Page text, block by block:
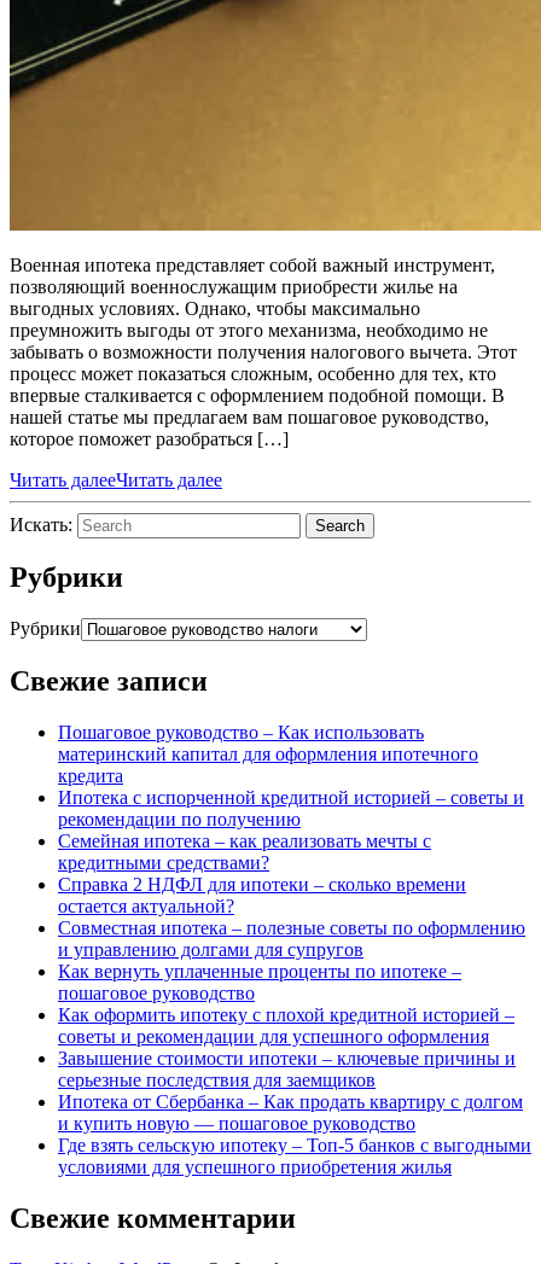
Военная ипотека представляет собой важный инструмент,
позволяющий военнослужащим приобрести жилье на
выгодных условиях. Однако, чтобы максимально
преумножить выгоды от этого механизма, необходимо не
забывать о возможности получения налогового вычета. Этот
процесс может показаться сложным, особенно для тех, кто
впервые сталкивается с оформлением подобной помощи. В
нашей статье мы предлагаем вам пошаговое руководство,
которое поможет разобраться […]
Читать далееЧитать далее
Искать: Search
Рубрики
Рубрики
Свежие записи
Пошаговое руководство – Как использовать
материнский капитал для оформления ипотечного
кредита
Ипотека с испорченной кредитной историей – советы и
рекомендации по получению
Семейная ипотека – как реализовать мечты с
кредитными средствами?
Справка 2 НДФЛ для ипотеки – сколько времени
остается актуальной?
Совместная ипотека – полезные советы по оформлению
и управлению долгами для супругов
Как вернуть уплаченные проценты по ипотеке –
пошаговое руководство
Как оформить ипотеку с плохой кредитной историей –
советы и рекомендации для успешного оформления
Завышение стоимости ипотеки – ключевые причины и
серьезные последствия для заемщиков
Ипотека от Сбербанка – Как продать квартиру с долгом
и купить новую — пошаговое руководство
Где взять сельскую ипотеку – Топ-5 банков с выгодными
условиями для успешного приобретения жилья
Свежие комментарии